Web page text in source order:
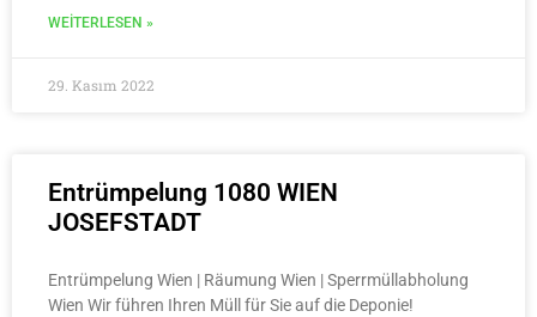
WEITERLESEN »
29. Kasım 2022
Entrümpelung 1080 WIEN
JOSEFSTADT
Entrümpelung Wien | Räumung Wien | Sperrmüllabholung
Wien Wir führen Ihren Müll für Sie auf die Deponie!